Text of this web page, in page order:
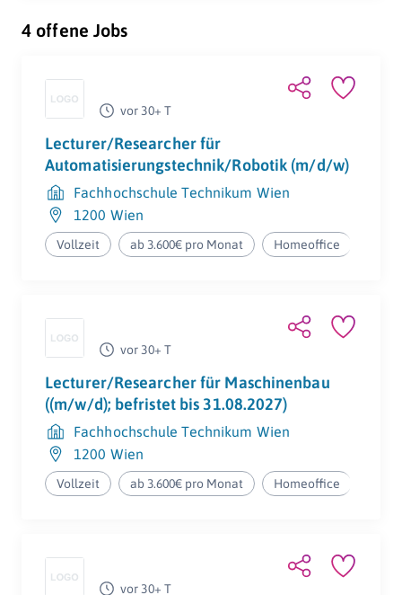
4 offene Jobs
vor 30+ T
Lecturer/Researcher für
Automatisierungstechnik/Robotik (m/d/w)
Fachhochschule Technikum Wien
1200 Wien
Vollzeit ab 3.600€ pro Monat Homeoffice
vor 30+ T
Lecturer/Researcher für Maschinenbau
((m/w/d); befristet bis 31.08.2027)
Fachhochschule Technikum Wien
1200 Wien
Vollzeit ab 3.600€ pro Monat Homeoffice
vor 30+ T